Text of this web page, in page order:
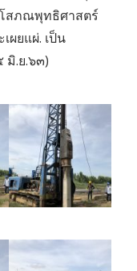
สภณพุทธิศาสตร์
ผยแผ่. เป็น
มิ.ย.๖๓)